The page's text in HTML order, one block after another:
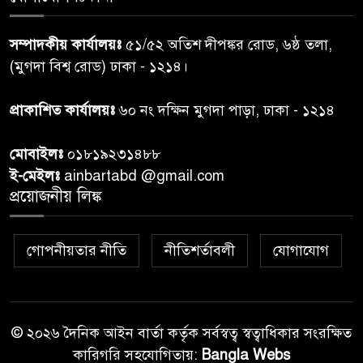
অনুশ্রীর, মিলল হারমোনিয়াম
উপহার
৭
২০ আগস্ট রাষ্ট্রপতি নির্বাচন,
বান্দরবান বিজিবি সেক্টর সদর দপ্তর
৯
বান্দরবানের লংলেই পাড়ায়
পাম্প উদ্বোধন
সম্পাদকীয় কার্যালয়ঃ ৫১/৫২ অতিশ দীপঙ্কর রোড, ৬ষ্ঠ তলা,
(মুগদা বিশ্ব রোড) ঢাকা - ১২১৪।
প্রাকাশিত কার্যালয়ঃ৬০ নং দক্ষিন মুগদা পাড়া, ঢাকা - ১২১৪
মোবাইলঃ ০১৮১৯২৩১৪৮৮
ই-মেইলঃ ainbartabd @gmail.com
প্রয়োজনীয় লিঙ্ক
গোপনীয়তার নীতি নীতিশর্তাবলী যোগাযোগ
© ২০২৬ দৈনিক আইন বার্তা কর্তৃক সর্বস্বত্ব স্বত্বাধিকার সংরক্ষিত
কারিগরি সহযোগিতায়: Bangla Webs